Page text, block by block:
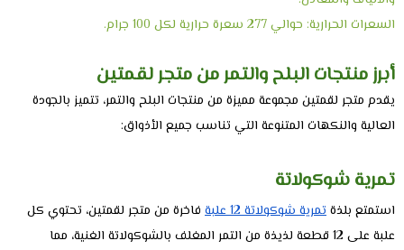
السعرات الحرارية: حوالي 277 سعرة حرارية لكل 100 جرام.
أبرز منتجات البلح والتمر من متجر لقمتين
يقدم متجر لقمتين مجموعة مميزة من منتجات البلح والتمر، تتميز بالجودة
العالية والنكهات المتنوعة التي تناسب جميع الأذواق:
تمرية شوكولاتة
استمتع بلذةتمرية شوكولاتة 12 علبة
فاخرة من متجر لقمتين، تحتوي كل
علبة على 12 قطعة لذيذة من التمر المغلف بالشوكولاتة الغنية، مما